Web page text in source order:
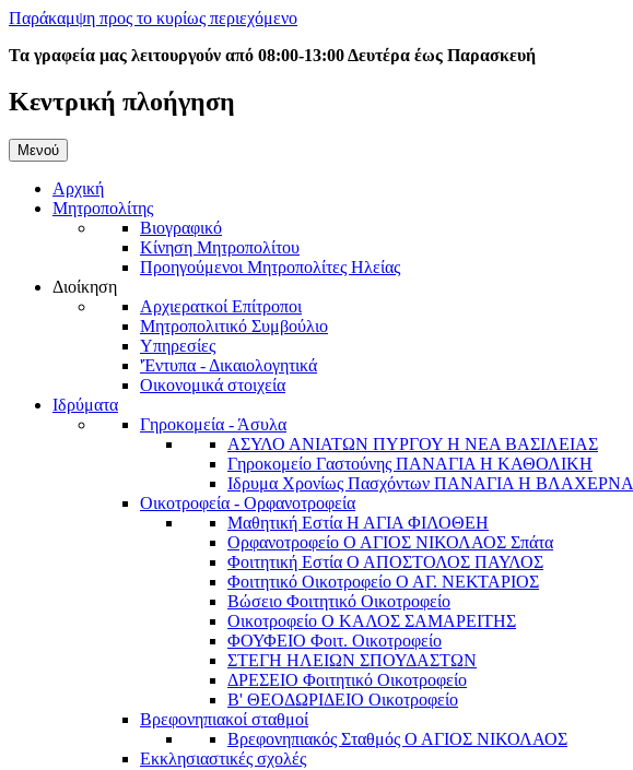
Παράκαμψη προς το κυρίως περιεχόμενο
Τα γραφεία μας λειτουργούν από 08:00-13:00 Δευτέρα έως Παρασκευή
Κεντρική πλοήγηση
Μενού
Αρχική
Μητροπολίτης
Βιογραφικό
Κίνηση Μητροπολίτου
Προηγούμενοι Μητροπολίτες Ηλείας
Διοίκηση
Αρχιερατκοί Επίτροποι
Μητροπολιτικό Συμβούλιο
Υπηρεσίες
'Έντυπα - Δικαιολογητικά
Οικονομικά στοιχεία
Ιδρύματα
Γηροκομεία - Άσυλα
ΑΣΥΛΟ ΑΝΙΑΤΩΝ ΠΥΡΓΟΥ Η ΝΕΑ ΒΑΣΙΛΕΙΑΣ
Γηροκομείο Γαστούνης ΠΑΝΑΓΙΑ Η ΚΑΘΟΛΙΚΗ
Ιδρυμα Χρονίως Πασχόντων ΠΑΝΑΓΙΑ Η ΒΛΑΧΕΡΝΑ
Οικοτροφεία - Ορφανοτροφεία
Μαθητική Εστία Η ΑΓΙΑ ΦΙΛΟΘΕΗ
Ορφανοτροφείο Ο ΑΓΙΟΣ ΝΙΚΟΛΑΟΣ Σπάτα
Φοιτητική Εστία Ο ΑΠΟΣΤΟΛΟΣ ΠΑΥΛΟΣ
Φοιτητικό Οικοτροφείο Ο ΑΓ. ΝΕΚΤΑΡΙΟΣ
Βώσειο Φοιτητικό Οικοτροφείο
Οικοτροφείο Ο ΚΑΛΟΣ ΣΑΜΑΡΕΙΤΗΣ
ΦΟΥΦΕΙΟ Φοιτ. Οικοτροφείο
ΣΤΕΓΗ ΗΛΕΙΩΝ ΣΠΟΥΔΑΣΤΩΝ
ΔΡΕΣΕΙΟ Φοιτητικό Οικοτροφείο
Β' ΘΕΟΔΩΡΙΔΕΙΟ Οικοτροφείο
Βρεφονηπιακοί σταθμοί
Βρεφονηπιακός Σταθμός Ο ΑΓΙΟΣ ΝΙΚΟΛΑΟΣ
Εκκλησιαστικές σχολές